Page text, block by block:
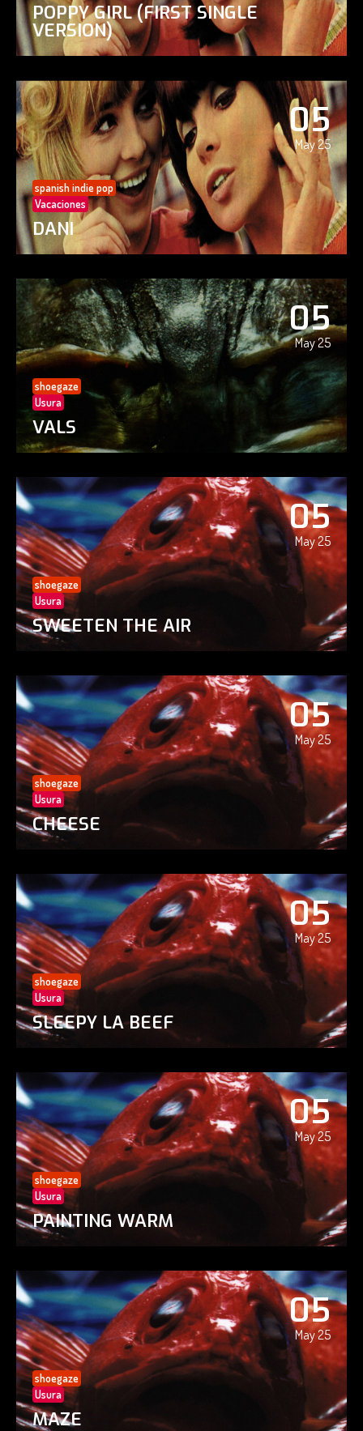
POPPY GIRL (FIRST SINGLE
VERSION)
05
May 25
spanish indie pop
Vacaciones
DANI
05
May 25
shoegaze
Usura
VALS
05
May 25
shoegaze
Usura
SWEETEN THE AIR
05
May 25
shoegaze
Usura
CHEESE
05
May 25
shoegaze
Usura
SLEEPY LA BEEF
05
May 25
shoegaze
Usura
PAINTING WARM
05
May 25
shoegaze
Usura
MAZE